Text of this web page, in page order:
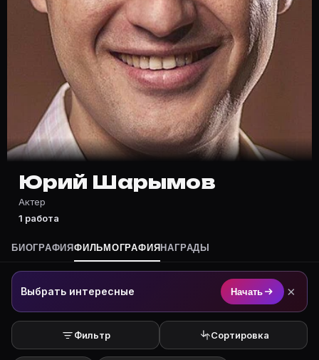
Частые вопросы о Юрий Шарымов
Где снимался Юрий Шарымов?
Фильмография Юрий Шарымов — на Movie Planner:
Какие фильмы снимал(а) Юрий Шарымов?
Полный список — на Movie Planner: https://movie-
Кто такой(ая) Юрий Шарымов?
Юрий Шарымов — Актер. Биография и роли на
Где открыть фильмографию Юрий Шарымов?
На Movie Planner: https://movie-planner.ru/s/
Юрий Шарымов
Актер
1 работа
БИОГРАФИЯФИЛЬМОГРАФИЯ НАГРАДЫ
Выбрать интересные Начать ×
Фильтр Сортировка